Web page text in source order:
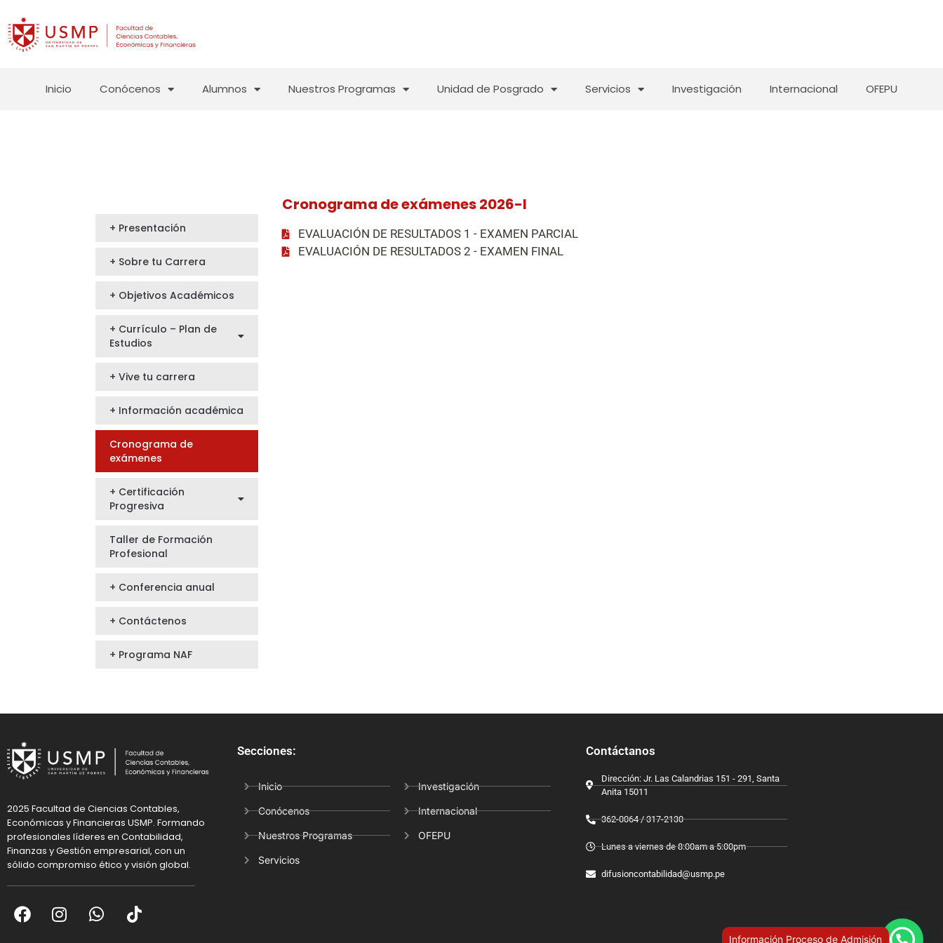
Inicio Conócenos Alumnos Nuestros Programas Unidad de Posgrado Servicios Investigación Internacional OFEPU
+ Presentación
+ Sobre tu Carrera
+ Objetivos Académicos
+ Currículo – Plan de
Estudios
+ Vive tu carrera
+ Información académica
Cronograma de
exámenes
+ Certificación
Progresiva
Taller de Formación
Profesional
+ Conferencia anual
+ Contáctenos
+ Programa NAF
Cronograma de exámenes 2026-I
EVALUACIÓN DE RESULTADOS 1 - EXAMEN PARCIAL
EVALUACIÓN DE RESULTADOS 2 - EXAMEN FINAL
2025 Facultad de Ciencias Contables,
Económicas y Financieras USMP. Formando
profesionales líderes en Contabilidad,
Finanzas y Gestión empresarial, con un
sólido compromiso ético y visión global.
Secciones:
Inicio
Conócenos
Nuestros Programas
Servicios
Investigación
Internacional
OFEPU
Contáctanos
Dirección: Jr. Las Calandrias 151 - 291, Santa
Anita 15011
362-0064 / 317-2130
Lunes a viernes de 8:00am a 5:00pm
difusioncontabilidad@usmp.pe